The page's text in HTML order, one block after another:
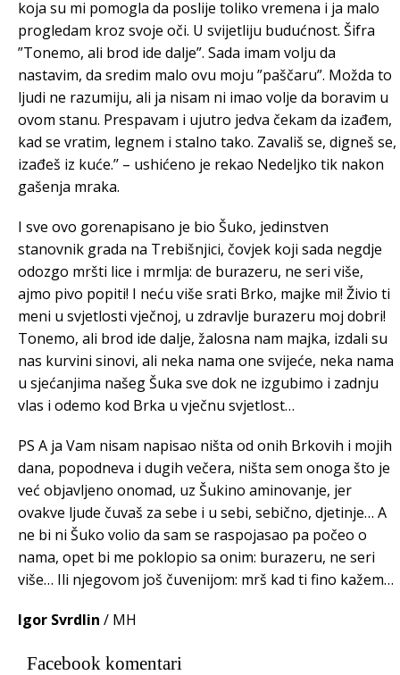
koja su mi pomogla da poslije toliko vremena i ja malo
progledam kroz svoje oči. U svijetliju budućnost. Šifra
”Tonemo, ali brod ide dalje”. Sada imam volju da
nastavim, da sredim malo ovu moju ”paščaru”. Možda to
ljudi ne razumiju, ali ja nisam ni imao volje da boravim u
ovom stanu. Prespavam i ujutro jedva čekam da izađem,
kad se vratim, legnem i stalno tako. Zavališ se, digneš se,
izađeš iz kuće.’’ – ushićeno je rekao Nedeljko tik nakon
gašenja mraka.
I sve ovo gorenapisano je bio Šuko, jedinstven
stanovnik grada na Trebišnjici, čovjek koji sada negdje
odozgo mršti lice i mrmlja: de burazeru, ne seri više,
ajmo pivo popiti! I neću više srati Brko, majke mi! Živio ti
meni u svjetlosti vječnoj, u zdravlje burazeru moj dobri!
Tonemo, ali brod ide dalje, žalosna nam majka, izdali su
nas kurvini sinovi, ali neka nama one svijeće, neka nama
u sjećanjima našeg Šuka sve dok ne izgubimo i zadnju
vlas i odemo kod Brka u vječnu svjetlost…
PS A ja Vam nisam napisao ništa od onih Brkovih i mojih
dana, popodneva i dugih večera, ništa sem onoga što je
već objavljeno onomad, uz Šukino aminovanje, jer
ovakve ljude čuvaš za sebe i u sebi, sebično, djetinje… A
ne bi ni Šuko volio da sam se raspojasao pa počeo o
nama, opet bi me poklopio sa onim: burazeru, ne seri
više… Ili njegovom još čuvenijom: mrš kad ti fino kažem…
Igor Svrdlin / MH
Facebook komentari